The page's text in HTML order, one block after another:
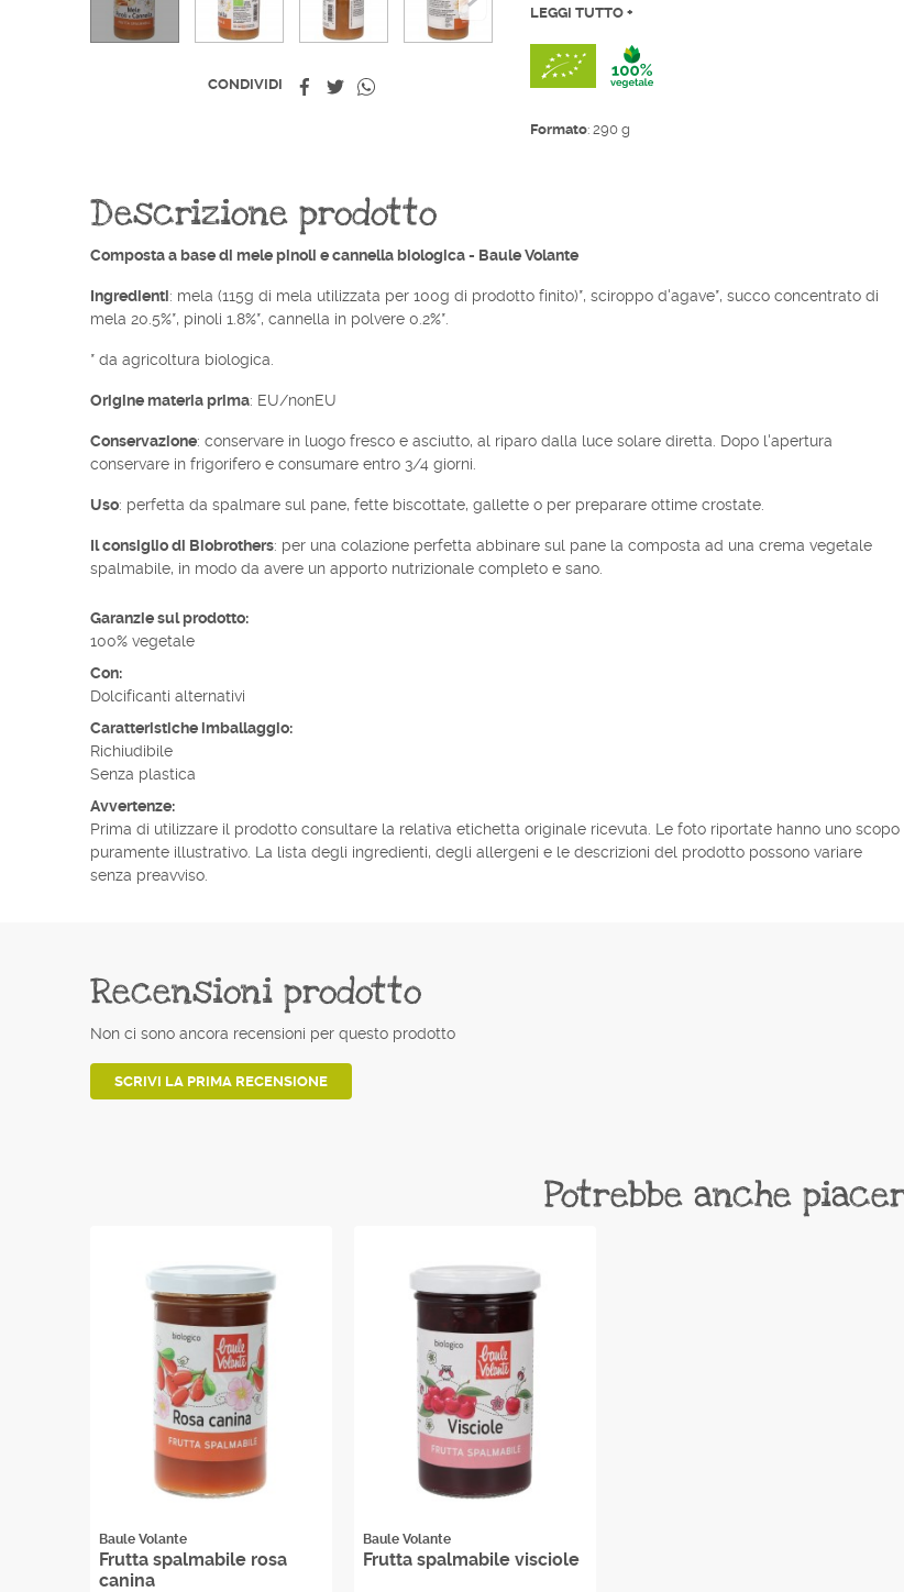
CONDIVIDI Condividi
TwittaWhatsapp
gusto molto
LEGGI TUTTO +
Formato: 290 g
Descrizione prodotto
Composta a base di mele pinoli e cannella biologica - Baule Volante
Ingredienti: mela (115g di mela utilizzata per 100g di prodotto finito)*, sciroppo d'agave*, succo concentrato di
mela 20.5%*, pinoli 1.8%*, cannella in polvere 0.2%*.
* da agricoltura biologica.
Origine materia prima: EU/nonEU
Conservazione: conservare in luogo fresco e asciutto, al riparo dalla luce solare diretta. Dopo l'apertura
conservare in frigorifero e consumare entro 3/4 giorni.
Uso: perfetta da spalmare sul pane, fette biscottate, gallette o per preparare ottime crostate.
Il consiglio di Biobrothers: per una colazione perfetta abbinare sul pane la composta ad una crema vegetale
spalmabile, in modo da avere un apporto nutrizionale completo e sano.
Garanzie sul prodotto:
100% vegetale
Con:
Dolcificanti alternativi
Caratteristiche imballaggio:
Richiudibile
Senza plastica
Avvertenze:
Prima di utilizzare il prodotto consultare la relativa etichetta originale ricevuta. Le foto riportate hanno uno scopo
puramente illustrativo. La lista degli ingredienti, degli allergeni e le descrizioni del prodotto possono variare
senza preavviso.
Recensioni prodotto
Non ci sono ancora recensioni per questo prodotto
SCRIVI LA PRIMA RECENSIONE
Potrebbe anche
Baule Volante
Frutta spalmabile rosa
canina
Baule Volante
Frutta spalmabile visciole